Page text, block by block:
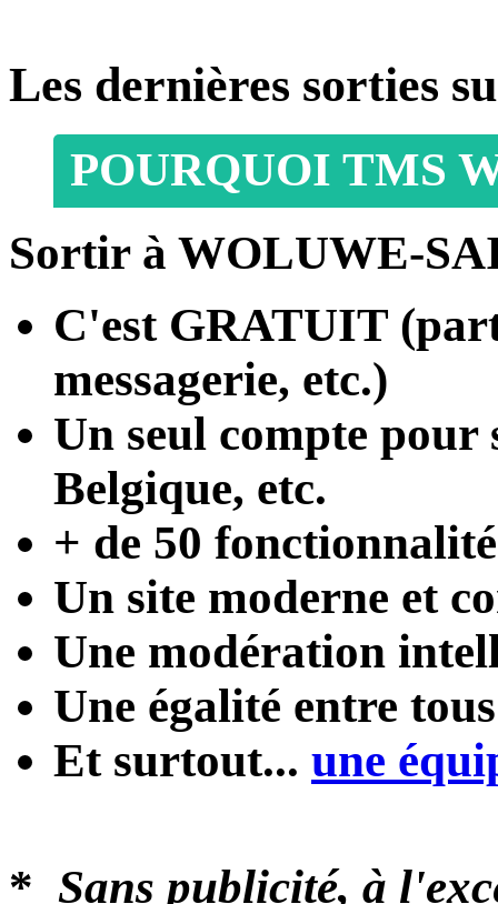
Les dernières sorties
POURQUOI TMS
Sortir à WOLUWE-
C'est GRATUIT
messagerie, etc.)
Un seul compte pour
Belgique, etc.
+ de 50
Un site moderne et
Une modération
Une égalité entre
Et surtout... une
* Sans publicité, à